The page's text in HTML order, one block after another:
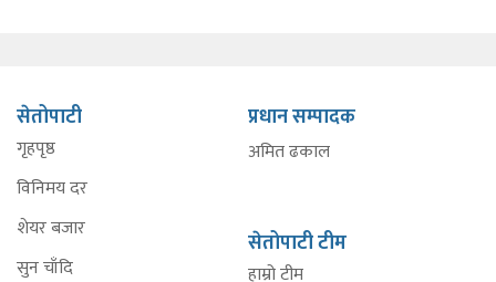
सेतोपाटी
गृहपृष्ठ
विनिमय दर
शेयर बजार
सुन चाँदि
प्रधान सम्पादक
अमित ढकाल
सेतोपाटी टीम
हाम्रो टीम